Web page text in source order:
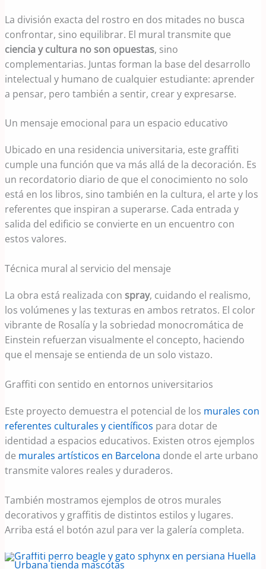
La división exacta del rostro en dos mitades no busca
confrontar, sino equilibrar. El mural transmite que
ciencia y cultura no son opuestas, sino
complementarias. Juntas forman la base del desarrollo
intelectual y humano de cualquier estudiante: aprender
a pensar, pero también a sentir, crear y expresarse.
Un mensaje emocional para un espacio educativo
Ubicado en una residencia universitaria, este graffiti
cumple una función que va más allá de la decoración. Es
un recordatorio diario de que el conocimiento no solo
está en los libros, sino también en la cultura, el arte y los
referentes que inspiran a superarse. Cada entrada y
salida del edificio se convierte en un encuentro con
estos valores.
Técnica mural al servicio del mensaje
La obra está realizada conspray, cuidando el realismo,
los volúmenes y las texturas en ambos retratos. El color
vibrante de Rosalía y la sobriedad monocromática de
Einstein refuerzan visualmente el concepto, haciendo
que el mensaje se entienda de un solo vistazo.
Graffiti con sentido en entornos universitarios
Este proyecto demuestra el potencial de los murales con
referentes culturales y científicos para dotar de
identidad a espacios educativos. Existen otros ejemplos
de murales artísticos en Barcelona donde el arte urbano
transmite valores reales y duraderos.
También mostramos ejemplos de otros murales
decorativos y graffitis de distintos estilos y lugares.
Arriba está el botón azul para ver la galería completa.